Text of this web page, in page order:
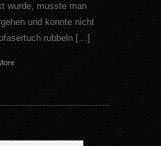
wurde, musste man
und konnte nicht
rubbeln […]